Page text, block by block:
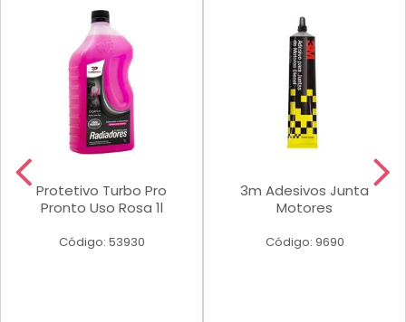
Protetivo Turbo Pro
Pronto Uso Rosa 1l
Código: 53930
3m Adesivos Junta
Motores
Código: 9690